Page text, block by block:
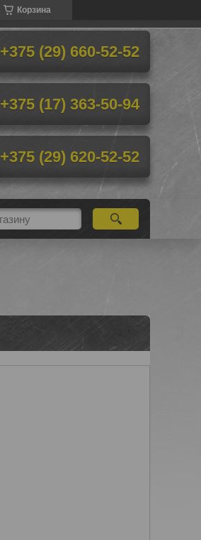
Корзина
+375 (29) 660-52-52
+375 (17) 363-50-94
+375 (29) 620-52-52